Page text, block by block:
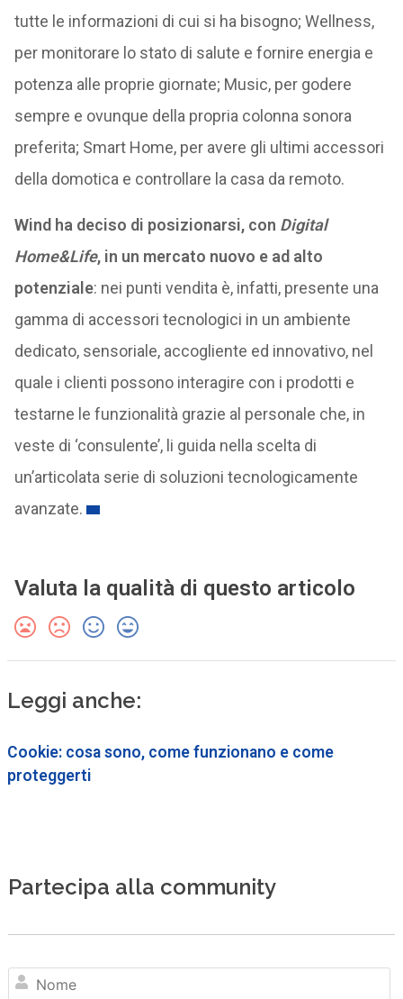
tutte le informazioni di cui si ha bisogno; Wellness,
per monitorare lo stato di salute e fornire energia e
potenza alle proprie giornate; Music, per godere
sempre e ovunque della propria colonna sonora
preferita; Smart Home, per avere gli ultimi accessori
della domotica e controllare la casa da remoto.
Wind ha deciso di posizionarsi, con Digital
Home&Life, in un mercato nuovo e ad alto
potenziale: nei punti vendita è, infatti, presente una
gamma di accessori tecnologici in un ambiente
dedicato, sensoriale, accogliente ed innovativo, nel
quale i clienti possono interagire con i prodotti e
testarne le funzionalità grazie al personale che, in
veste di ‘consulente’, li guida nella scelta di
un’articolata serie di soluzioni tecnologicamente
avanzate.
Valuta la qualità di questo articolo
Leggi anche:
Cookie: cosa sono, come funzionano e come
proteggerti
Partecipa alla community